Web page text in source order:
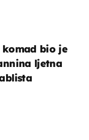
bio je
ljetna